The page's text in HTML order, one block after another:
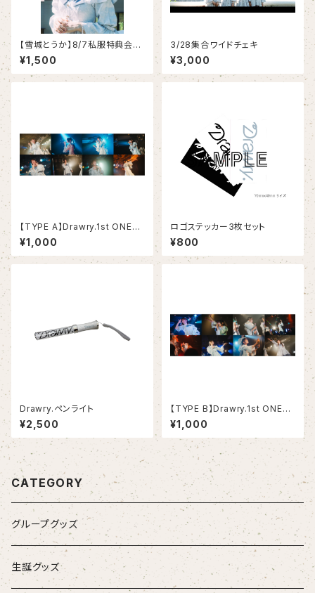
【雪城とうか】8/7私服特典会衣
装 宛名チェキ
¥1,500
3/28集合ワイドチェキ
¥3,000
【TYPE A】Drawry.1st ONEM
AN LIVE「I Believe」ブロマイ
ドセット【TYPE A全員分ご購入
で集合写真TYPE A ver.プレゼ
¥1,000
ロゴステッカー3枚セット
¥800
Drawry.ペンライト
¥2,500
【TYPE B】Drawry.1st ONEM
AN LIVE「I Believe」ブロマイ
ドセット【TYPE B全員分ご購入
で集合写真TYPE B ver.プレゼ
ント】
¥1,000
CATEGORY
グループグッズ
生誕グッズ